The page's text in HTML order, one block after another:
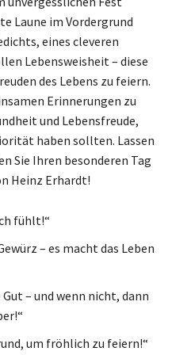
Laune im Vordergrund
eines cleveren
Lebensweisheit – diese
des Lebens zu feiern.
Erinnerungen zu
und Lebensfreude,
haben sollten. Lassen
Sie Ihren besonderen Tag
Heinz Erhardt!
fühlt!“
– es macht das Leben
– und wenn nicht, dann
um fröhlich zu feiern!“